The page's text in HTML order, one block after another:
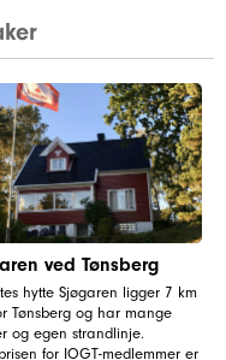
ved Tønsberg
hytte Sjøgaren ligger 7 km
Tønsberg og har mange
og egen strandlinje.
for IOGT-medlemmer er